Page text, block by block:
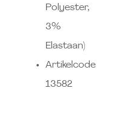
Polyester,
3%
Elastaan)
Artikelcode
13582